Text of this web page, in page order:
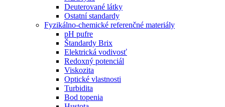
Deuterované látky
Ostatní standardy
Fyzikálno-chemické referenčné materiály
pH pufre
Štandardy Brix
Elektrická vodivosť
Redoxný potenciál
Viskozita
Optické vlastnosti
Turbidita
Bod topenia